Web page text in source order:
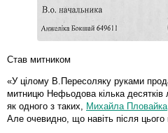
Став митником
«У цілому В.Пересоляку руками
митницю Нефьодова кілька
як одного з таких,
Михайла
Але очевидно, що навіть після цього